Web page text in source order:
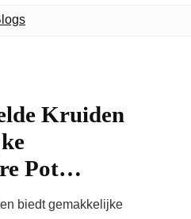
Kruiden
Pot…
biedt gemakkelijke